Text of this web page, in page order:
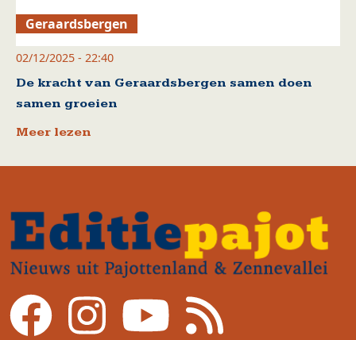
Geraardsbergen
02/12/2025 - 22:40
De kracht van Geraardsbergen samen doen
samen groeien
Meer lezen